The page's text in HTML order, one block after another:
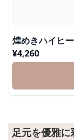
煌めきハイヒ
¥4,260
足元を優雅